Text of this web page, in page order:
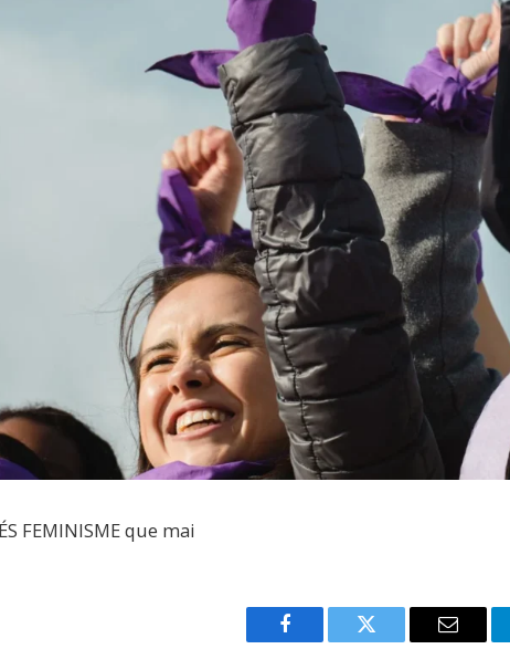
FEMINISME que mai
Facebook Twitter Email